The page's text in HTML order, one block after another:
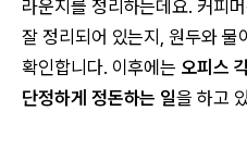
라운지를 정리하는데요. 커피
잘 정리되어 있는지, 원두와 물
확인합니다. 이후에는 오피스
단정하게 정돈하는 일을 하고